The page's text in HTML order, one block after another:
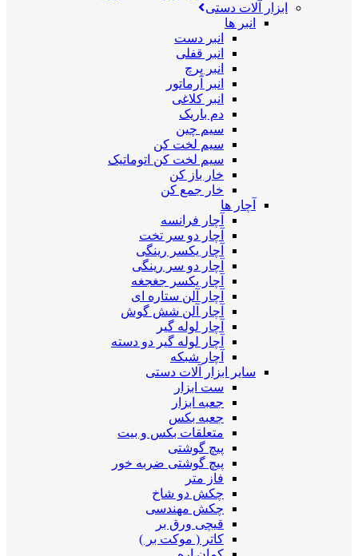
ابزار آلات دستی
انبر ها
انبر دست
انبر قفلی
انبر پرچ
انبر آرماتور
انبر کلاغی
دم باریک
سیم چین
سیم لخت کن
سیم لخت کن اتوماتیک
خار باز کن
خار جمع کن
آچار ها
آچار فرانسه
آچار دو سر تخت
آچار یکسر رینگی
آچار دو سر رینگی
آچار یکسر جغجغه
آچار آلن ستاره ای
آچار آلن شش گوش
آچار لوله گیر
آچار لوله گیر دو دسته
آچار شبکه
سایر ابزار آلات دستی
ست ابزار
جعبه ابزار
جعبه بکس
متعلقات بکس و بیت
پیچ گوشتی
پیچ گوشتی ضربه خور
فاز متر
چکش دو شاخ
چکش مهندسی
قیچی ورق بر
کاتر ( موکت بر )